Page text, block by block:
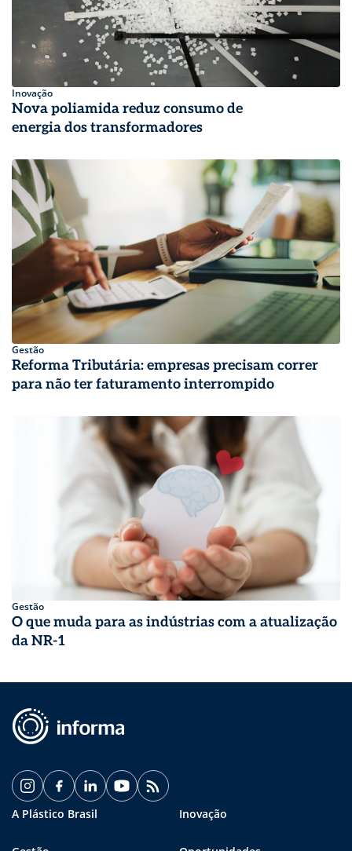
Inovação
Nova poliamida reduz consumo de
energia dos transformadores
Gestão
Reforma Tributária: empresas precisam correr
para não ter faturamento interrompido
Gestão
O que muda para as indústrias com a atualização
da NR-1
A Plástico Brasil Inovação